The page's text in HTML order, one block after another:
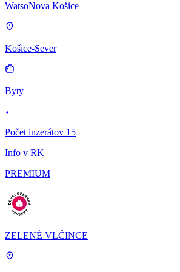
WatsoNova Košice
Košice-Sever
Byty
Počet inzerátov 15
Info v RK
PREMIUM
ZELENÉ VLČINCE